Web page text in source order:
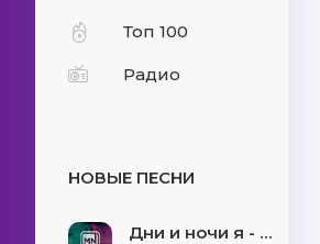
Топ 100
Радио
НОВЫЕ ПЕСНИ
Дни и ночи я - скучаю